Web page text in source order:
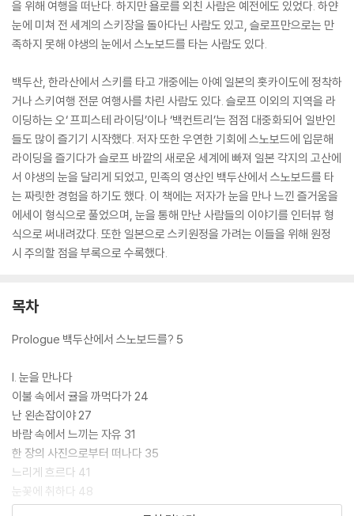
을 위해 여행을 떠난다. 하지만 욜로를 외친 사람은 예전에도 있었다. 하얀
눈에 미쳐 전 세계의 스키장을 돌아다닌 사람도 있고, 슬로프만으로는 만
족하지 못해 야생의 눈에서 스노보드를 타는 사람도 있다.
백두산, 한라산에서 스키를 타고 개중에는 아예 일본의 홋카이도에 정착하
거나 스키여행 전문 여행사를 차린 사람도 있다. 슬로프 이외의 지역을 라
이딩하는 오‘ 프피스테 라이딩’이나 ‘백컨트리’는 점점 대중화되어 일반인
들도 많이 즐기기 시작했다. 저자 또한 우연한 기회에 스노보드에 입문해
라이딩을 즐기다가 슬로프 바깥의 새로운 세계에 빠져 일본 각지의 고산에
서 야생의 눈을 달리게 되었고, 민족의 영산인 백두산에서 스노보드를 타
는 짜릿한 경험을 하기도 했다. 이 책에는 저자가 눈을 만나 느낀 즐거움을
에세이 형식으로 풀었으며, 눈을 통해 만난 사람들의 이야기를 인터뷰 형
식으로 써내려갔다. 또한 일본으로 스키원정을 가려는 이들을 위해 원정
시 주의할 점을 부록으로 수록했다.
목차
Prologue 백두산에서 스노보드를? 5
I. 눈을 만나다
이불 속에서 귤을 까먹다가 24
난 왼손잡이야 27
바람 속에서 느끼는 자유 31
한 장의 사진으로부터 떠나다 35
느리게 흐르다 41
눈꽃에 취하다 48
눈 내리는 노천탕 53